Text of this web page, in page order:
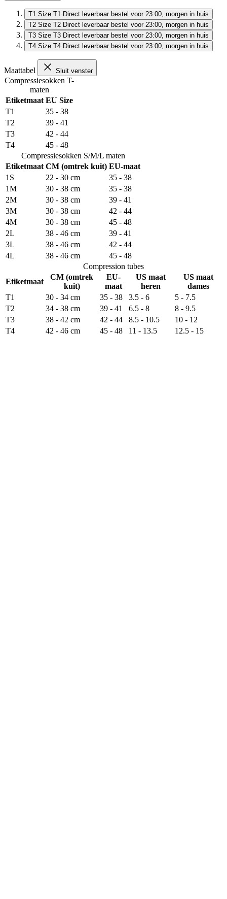
T1 Size T1 Direct leverbaar bestel voor 23:00, morgen in huis
T2 Size T2 Direct leverbaar bestel voor 23:00, morgen in huis
T3 Size T3 Direct leverbaar bestel voor 23:00, morgen in huis
T4 Size T4 Direct leverbaar bestel voor 23:00, morgen in huis
Maattabel Sluit venster
Compressiesokken T-
maten
Etiketmaat EU Size
T1
35 - 38
T2
39 - 41
T3
42 - 44
T4
45 - 48
Compressiesokken S/M/L maten
Etiketmaat CM (omtrek kuit) EU-maat
1S
22 - 30 cm
35 - 38
1M
30 - 38 cm
35 - 38
2M
30 - 38 cm
39 - 41
3M
30 - 38 cm
42 - 44
4M
30 - 38 cm
45 - 48
2L
38 - 46 cm
39 - 41
3L
38 - 46 cm
42 - 44
4L
38 - 46 cm
45 - 48
Compression tubes
Etiketmaat
CM (omtrek
kuit)
EU-
maat
US maat
heren
US maat
dames
T1
30 - 34 cm 35 - 38 3.5 - 6
5 - 7.5
T2
34 - 38 cm 39 - 41 6.5 - 8
8 - 9.5
T3
38 - 42 cm 42 - 44 8.5 - 10.5
10 - 12
T4
42 - 46 cm 45 - 48 11 - 13.5 12.5 - 15